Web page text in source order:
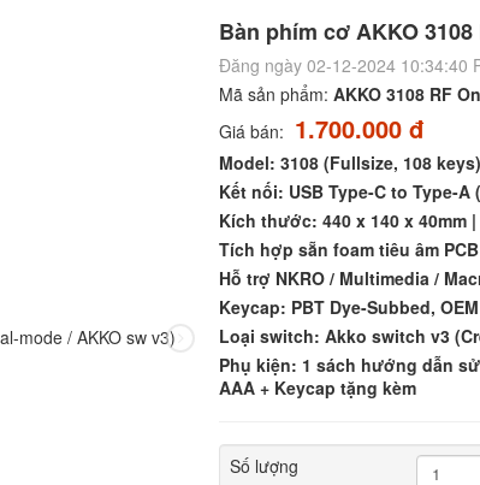
Bàn phím cơ AKKO
Đăng ngày 02-12-2024 10:34:40
Mã sản phẩm: AKKO 3108 RF
Giá bán: 1.700.000 đ
Model: 3108 (Fullsize, 108 keys)
Kết nối: USB Type-C to Type-
Kích thước: 440 x 140 x 40mm
Tích hợp sẵn foam tiêu âm PCB
Hỗ trợ NKRO / Multimedia /
Keycap: PBT Dye-Subbed,
Loại switch: Akko switch v3
Phụ kiện: 1 sách hướng dẫn
AAA + Keycap tặng kèm
Số lượng